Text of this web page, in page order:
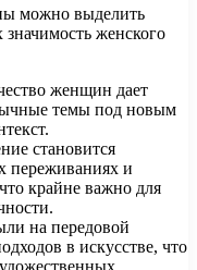
можно выделить
женского
женщин дает
темы под новым
становится
переживаниях и
крайне важно для
на передовой
в искусстве, что